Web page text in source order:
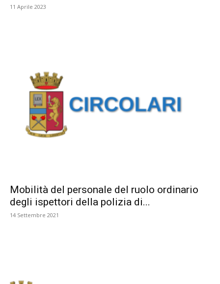
11 Aprile 2023
Mobilità del personale del ruolo ordinario
degli ispettori della polizia di...
14 Settembre 2021